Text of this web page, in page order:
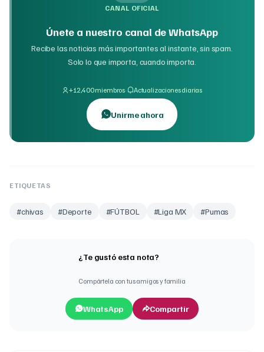
CANAL OFICIAL
Únete a nuestro canal de WhatsApp
Recibe las noticias más importantes al instante, sin spam.
Solo lo que importa, cuando importa.
+12,400 miembros· Actualizaciones diarias
Unirme ahora
ETIQUETAS
#chivas #Deporte #FÚTBOL #Liga MX #Pumas
¿Te gustó esta nota?
Compártela con tus amigos y familia
WhatsApp Compartir